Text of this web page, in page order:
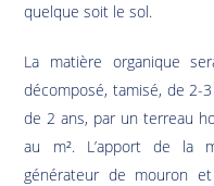
quelque soit le sol.
La matière organique
décomposé, tamisé, de 2-
de 2 ans, par un terreau
au m². L’apport de la
générateur de mouron